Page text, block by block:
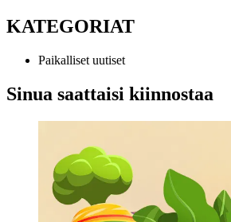
KATEGORIAT
Paikalliset uutiset
Sinua saattaisi kiinnostaa